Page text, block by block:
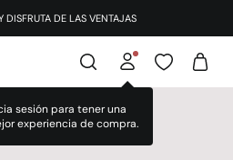
DISFRUTA DE LAS VENTAJAS
sesión para tener una
experiencia de compra.